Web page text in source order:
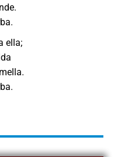
ella;